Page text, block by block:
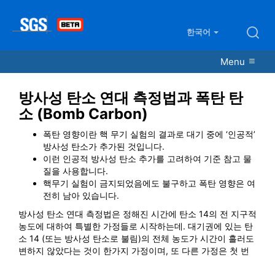
한국어
Menu
방사성 탄소 연대 측정법과 폭탄 탄
소 (Bomb Carbon)
폭탄 영향이란 핵 무기 실험의 결과로 대기 중에 ‘인공적’
방사성 탄소가 추가된 것입니다.
이런 인공적 방사성 탄소 추가를 고려하여 기준 참고 물
질을 사용합니다.
핵무기 실험이 금지되었음에도 불구하고 폭탄 영향은 여
전히 남아 있습니다.
방사성 탄소 연대 측정법은 정해진 시간에 탄소 14의 전 지구적
농도에 대하여 특별한 가정들로 시작하는데. 대기권에 있는 탄
소 14 (또는 방사성 탄소로 불림)의 전체 농도가 시간이 흘러도
변하지 않았다는 것이 한가지 가정이며, 또 다른 가정은 첫 번